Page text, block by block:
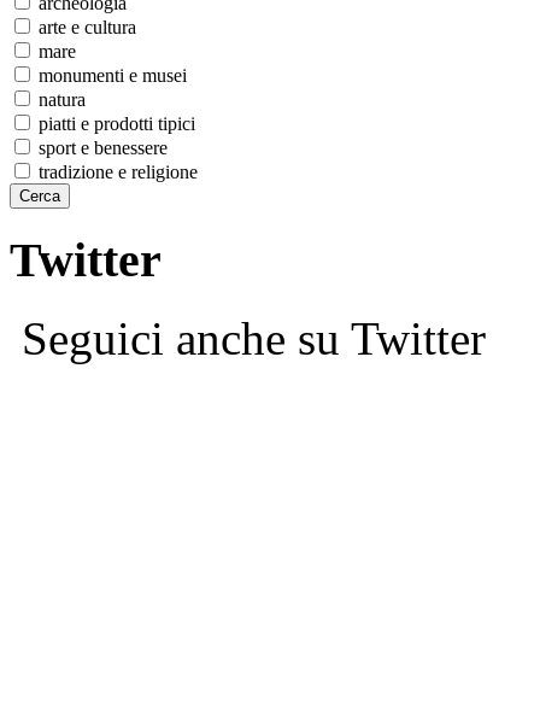
arte e cultura
mare
monumenti e musei
natura
piatti e prodotti tipici
sport e benessere
tradizione e religione
Twitter
Seguici anche su Twitter